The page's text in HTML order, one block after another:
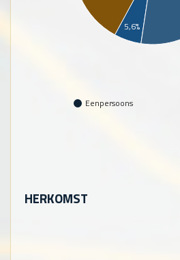
Eenpersoons
5,6%
HERKOMST